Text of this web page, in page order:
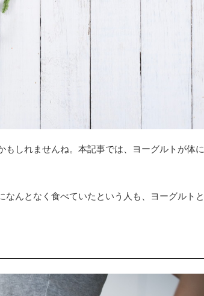
しれませんね。本記事では、ヨーグルトが体に
んとなく食べていたという人も、ヨーグルトと